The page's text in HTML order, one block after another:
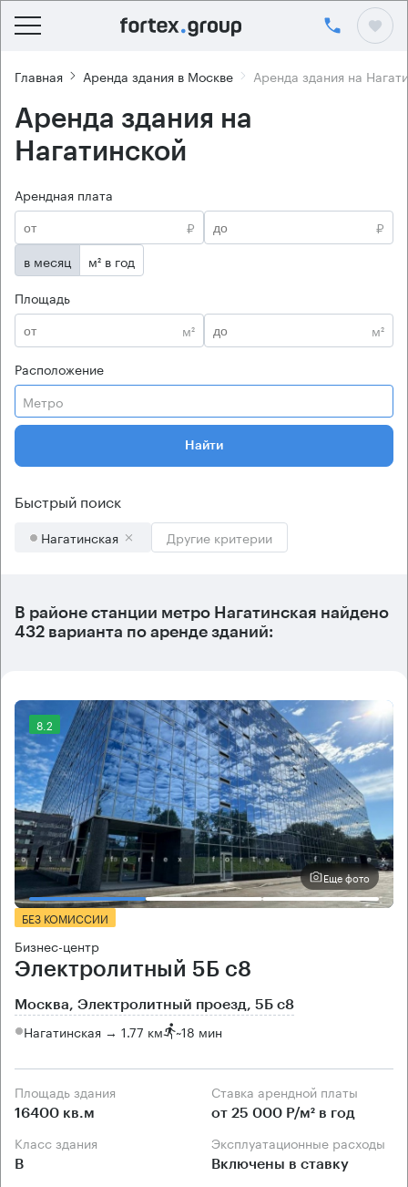
Главная Аренда здания в Москве Аренда здания на
Аренда здания на
Нагатинской
Арендная плата
₽
₽
в месяц
м² в год
Площадь
м²
м²
Расположение
Метро
Найти
Быстрый поиск
Нагатинская Другие критерии
В районе станции метро Нагатинская найдено
432 варианта по аренде зданий:
8.2
Еще фото
БЕЗ КОМИССИИ
Бизнес-центр
Электролитный 5Б с8
Москва, Электролитный проезд, 5Б с8
Нагатинская → 1.77 км ~18 мин
Площадь здания
16400 кв.м
Ставка арендной платы
от 25 000 Р/м² в год
Класс здания
B
Эксплуатационные расходы
Включены в ставку